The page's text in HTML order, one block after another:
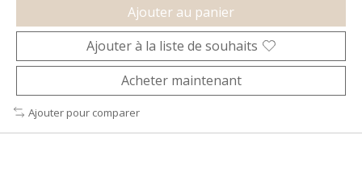
Ajouter au panier
Ajouter à la liste de souhaits
Acheter maintenant
Ajouter pour comparer